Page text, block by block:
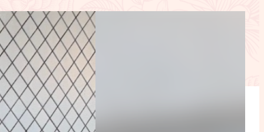
SpirituElles - toutes les éditions